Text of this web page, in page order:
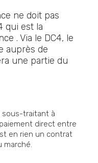
ne doit pas
qui est la
. Via le DC4, le
auprès de
une partie du
sous-traitant à
direct entre
en rien un contrat
marché.